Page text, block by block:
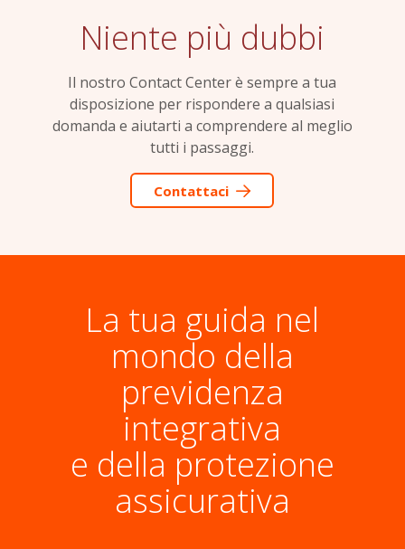
Niente più dubbi
Il nostro Contact Center è sempre a tua
disposizione per rispondere a qualsiasi
domanda e aiutarti a comprendere al meglio
tutti i passaggi.
Contattaci
La tua guida nel
mondo della
previdenza
integrativa
e della protezione
assicurativa